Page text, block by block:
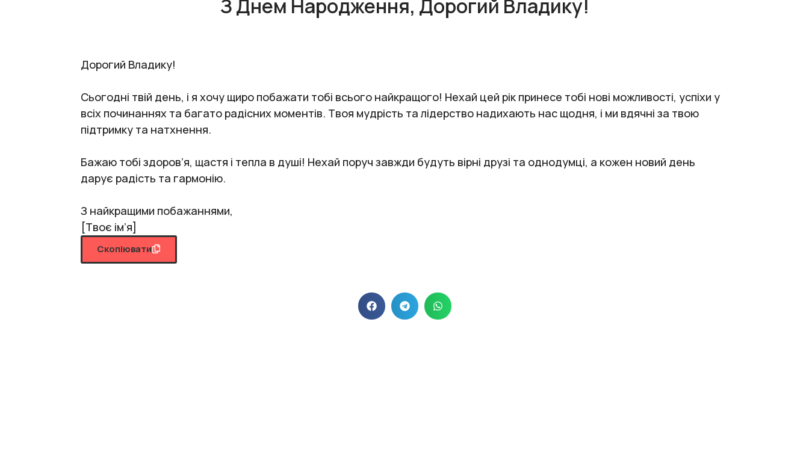
З Днем Народження, Дорогий Владику!
Дорогий Владику!
Сьогодні твій день, і я хочу щиро побажати тобі всього найкращого! Нехай цей рік принесе тобі нові можливості, успіхи у
всіх починаннях та багато радісних моментів. Твоя мудрість та лідерство надихають нас щодня, і ми вдячні за твою
підтримку та натхнення.
Бажаю тобі здоров’я, щастя і тепла в душі! Нехай поруч завжди будуть вірні друзі та однодумці, а кожен новий день
дарує радість та гармонію.
З найкращими побажаннями,
[Твоє ім’я]
Скопіювати